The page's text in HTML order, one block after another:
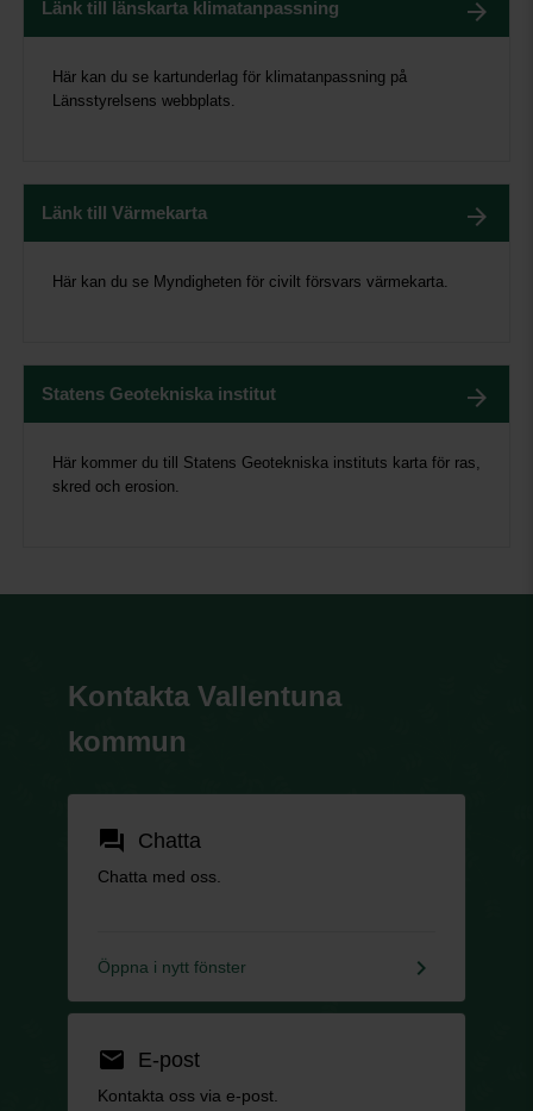
Länk till länskarta klimatanpassning
Här kan du se kartunderlag för klimatanpassning på
Länsstyrelsens webbplats.
Länk till Värmekarta
Här kan du se Myndigheten för civilt försvars värmekarta.
Statens Geotekniska institut
Här kommer du till Statens Geotekniska instituts karta för ras,
skred och erosion.
Kontakta Vallentuna
kommun
forum Chatta
Chatta med oss.
Öppna i nytt fönster keyboard_arrow_right
email E-post
Kontakta oss via e-post.